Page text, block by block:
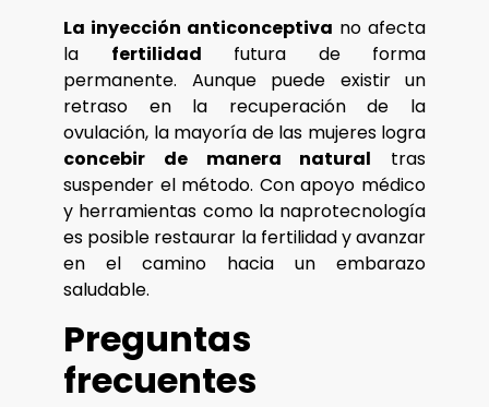
La inyección anticonceptiva no afecta
la fertilidad futura de forma
permanente. Aunque puede existir un
retraso en la recuperación de la
ovulación, la mayoría de las mujeres logra
concebir de manera natural tras
suspender el método. Con apoyo médico
y herramientas como la naprotecnología
es posible restaurar la fertilidad y avanzar
en el camino hacia un embarazo
saludable.
Preguntas
frecuentes